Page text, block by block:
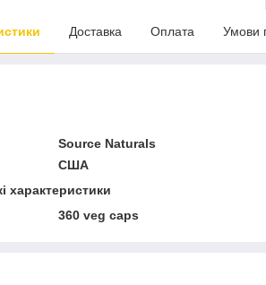
Доставка Оплата Умови
Source Naturals
США
характеристики
360 veg caps